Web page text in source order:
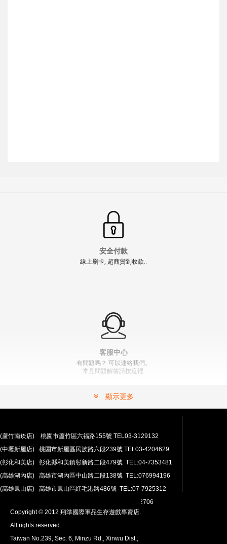
加入購物車
安全付款
線上刷卡, 超商貨到收款..
客服中心
有問題嗎？ 可以連絡我們。
常見問題解答請按這裡.
安心購買
100％付款保護。 簡單
退貨政策
顯示更多
(蘆竹南崁店) 桃園市蘆竹區六福路155號 TEL03-3129132
(中壢新屋店) 桃園市新屋區民族路六段239號 TEL03-4204629
(彰化和美店) 彰化縣和美鎮彰新路二段479號 TEL:04-7353481
(高雄湖內店) 高雄市湖內區中山路二段138號 TEL:076994196
(高雄鳳山店) 高雄市鳳山區紅毛港路486號 TEL:07-7925312
翔準網路部門:TEL 03-4202763 03-4202706
Copyright © 2012 翔準國際軍品生存遊戲專賣店.
All rights reserved.
Taiwan No.239, Sec. 6, Minzu Rd., Xinwu Dist.,